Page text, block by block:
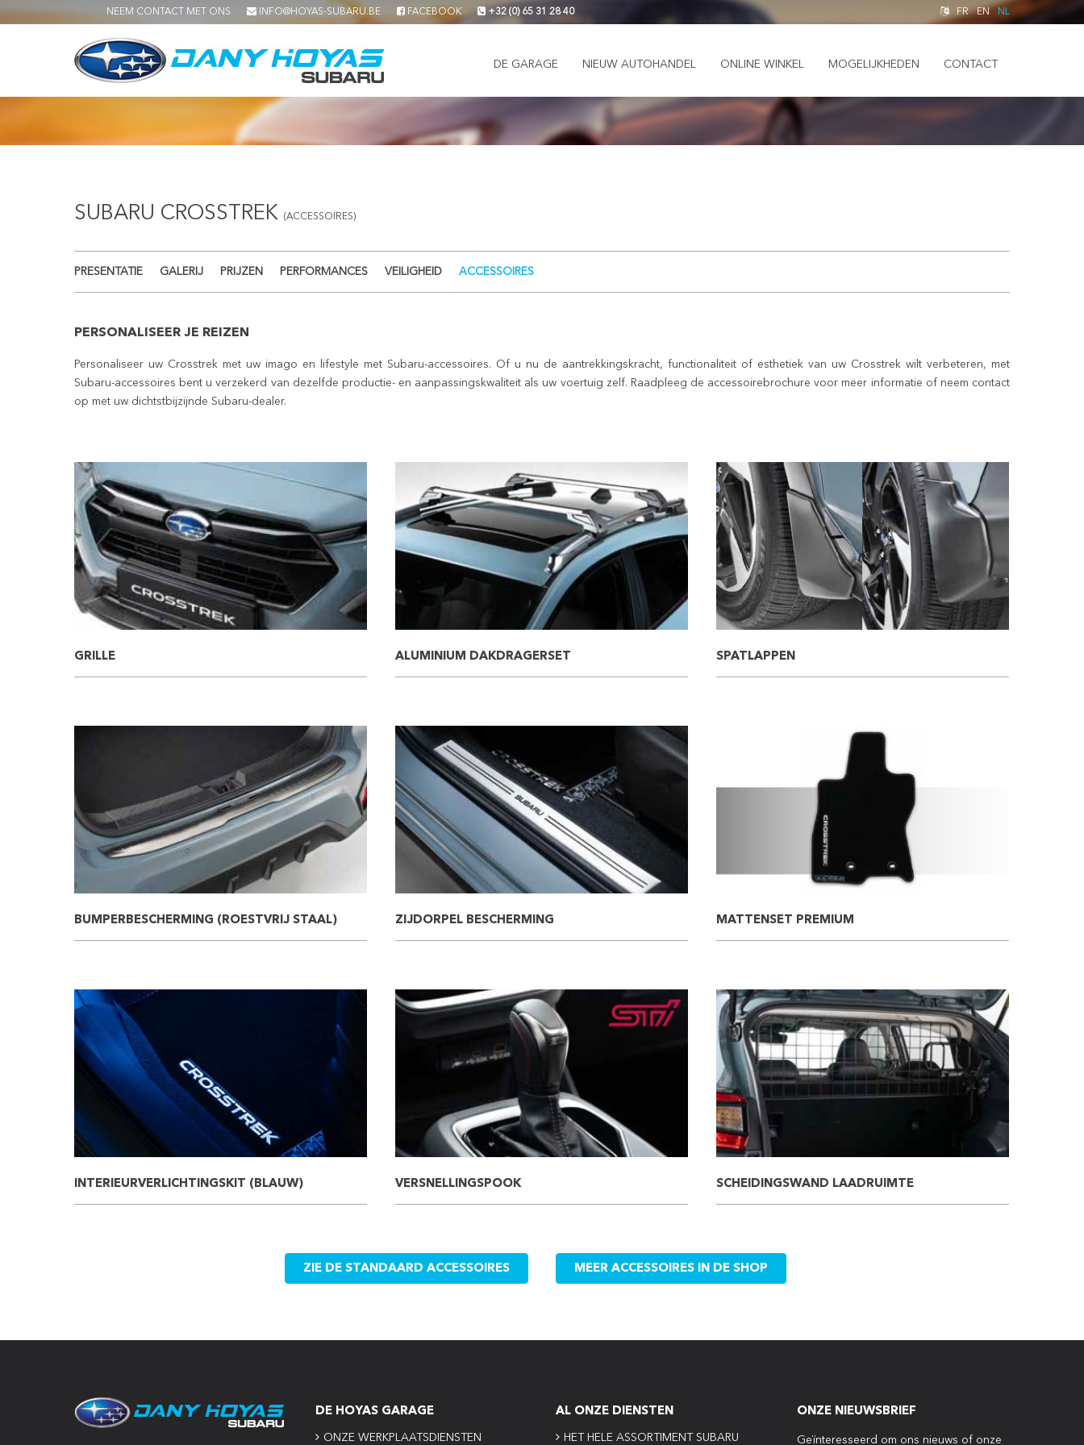
NEEM CONTACT MET ONS INFO@HOYAS-SUBARU.BE FACEBOOK +32 (0) 65 31 28 40 FR EN NL
DE GARAGE NIEUW AUTOHANDEL ONLINE WINKEL MOGELIJKHEDEN CONTACT
SUBARU CROSSTREK (ACCESSOIRES)
PRESENTATIE GALERIJ PRIJZEN PERFORMANCES VEILIGHEID ACCESSOIRES
PERSONALISEER JE REIZEN
Personaliseer uw Crosstrek met uw imago en lifestyle met Subaru-accessoires. Of u nu de aantrekkingskracht, functionaliteit of esthetiek van uw Crosstrek wilt verbeteren, met
Subaru-accessoires bent u verzekerd van dezelfde productie- en aanpassingskwaliteit als uw voertuig zelf. Raadpleeg de accessoirebrochure voor meer informatie of neem contact
op met uw dichtstbijzijnde Subaru-dealer.
GRILLE ALUMINIUM DAKDRAGERSET SPATLAPPEN
BUMPERBESCHERMING (ROESTVRIJ STAAL) ZIJDORPEL BESCHERMING MATTENSET PREMIUM
INTERIEURVERLICHTINGSKIT (BLAUW) VERSNELLINGSPOOK SCHEIDINGSWAND LAADRUIMTE
ZIE DE STANDAARD ACCESSOIRES MEER ACCESSOIRES IN DE SHOP
DE HOYAS GARAGE
ONZE WERKPLAATSDIENSTEN
AL ONZE DIENSTEN
HET HELE ASSORTIMENT SUBARU
ONZE NIEUWSBRIEF
Geïnteresseerd om ons nieuws of onze